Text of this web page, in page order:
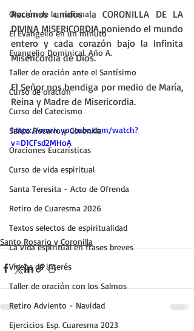
Oración de la mañana
El Evangelio en un minuto
Evangelio Dominical. Año A.
Taller de oración ante el Santísimo
Curso de oración
Curso del Catecismo
Santo Rosario y Coronilla
Oraciones Eucarísticas
Curso de vida espiritual
Santa Teresita - Acto de Ofrenda
Retiro de Cuaresma 2026
Textos selectos de espiritualidad
La vida espiritual en frases breves
Vídeos de interés
Taller de oración con los Salmos
Retiro Adviento - Navidad
Ejercicios Esp. Cuaresma 2023
Recemos unidos la CORONILLA DE LA
DIVINA MISERICORDIA poniendo el mundo
entero y cada corazón bajo la Infinita
Misericordia de Dios.
El Señor nos bendiga por medio de María,
Reina y Madre de Misericordia.
https://www.youtube.com/watch?
v=D1CFsd2MHoA
Santo Rosario y Coronilla